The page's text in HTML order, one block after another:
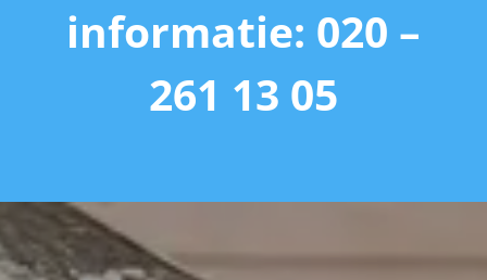
informatie: 020 –
261 13 05